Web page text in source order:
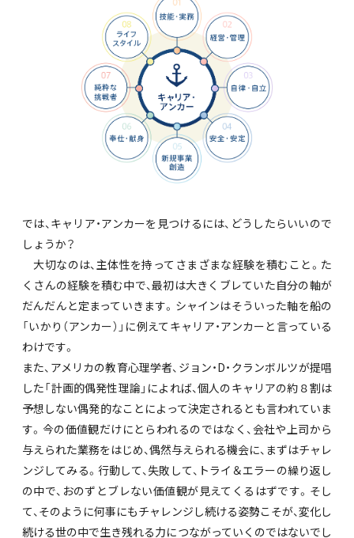
では、キャリア・アンカーを見つけるには、どうしたらいいので
しょうか？
大切なのは、主体性を持ってさまざまな経験を積むこと。た
くさんの経験を積む中で、最初は大きくブレていた自分の軸が
だんだんと定まっていきます。シャインはそういった軸を船の
「いかり（アンカー）」に例えてキャリア・アンカーと言っている
わけです。
また、アメリカの教育心理学者、ジョン・D・クランボルツが提唱
した「計画的偶発性理論」によれば、個人のキャリアの約８割は
予想しない偶発的なことによって決定されるとも言われていま
す。今の価値観だけにとらわれるのではなく、会社や上司から
与えられた業務をはじめ、偶然与えられる機会に、まずはチャレ
ンジしてみる。行動して、失敗して、トライ＆エラーの繰り返し
の中で、おのずとブレない価値観が見えてくるはずです。そし
て、そのように何事にもチャレンジし続ける姿勢こそが、変化し
続ける世の中で生き残れる力につながっていくのではないでし